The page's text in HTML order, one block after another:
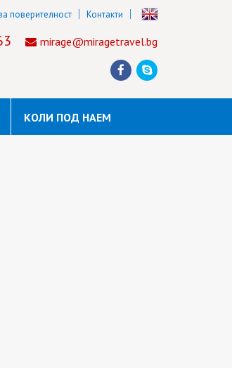
поверителност Контакти
mirage@miragetravel.bg
КОЛИ ПОД НАЕМ